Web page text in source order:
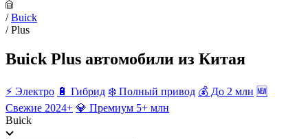
/Buick
/Plus
Buick Plus автомобили из Китая
⚡️ Электро 🔋 Гибрид ❄️ Полный привод 💰 До 2 млн 🆕
Свежие 2024+ 💎 Премиум 5+ млн
Buick